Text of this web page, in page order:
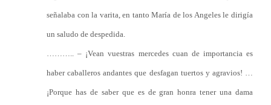
señalaba con la varita, en tanto María de los Angeles le dirigía
un saludo de despedida.
……….. – ¡Vean vuestras mercedes cuan de importancia es
haber caballeros andantes que desfagan tuertos y agravios! …
¡Porque has de saber que es de gran honra tener una dama